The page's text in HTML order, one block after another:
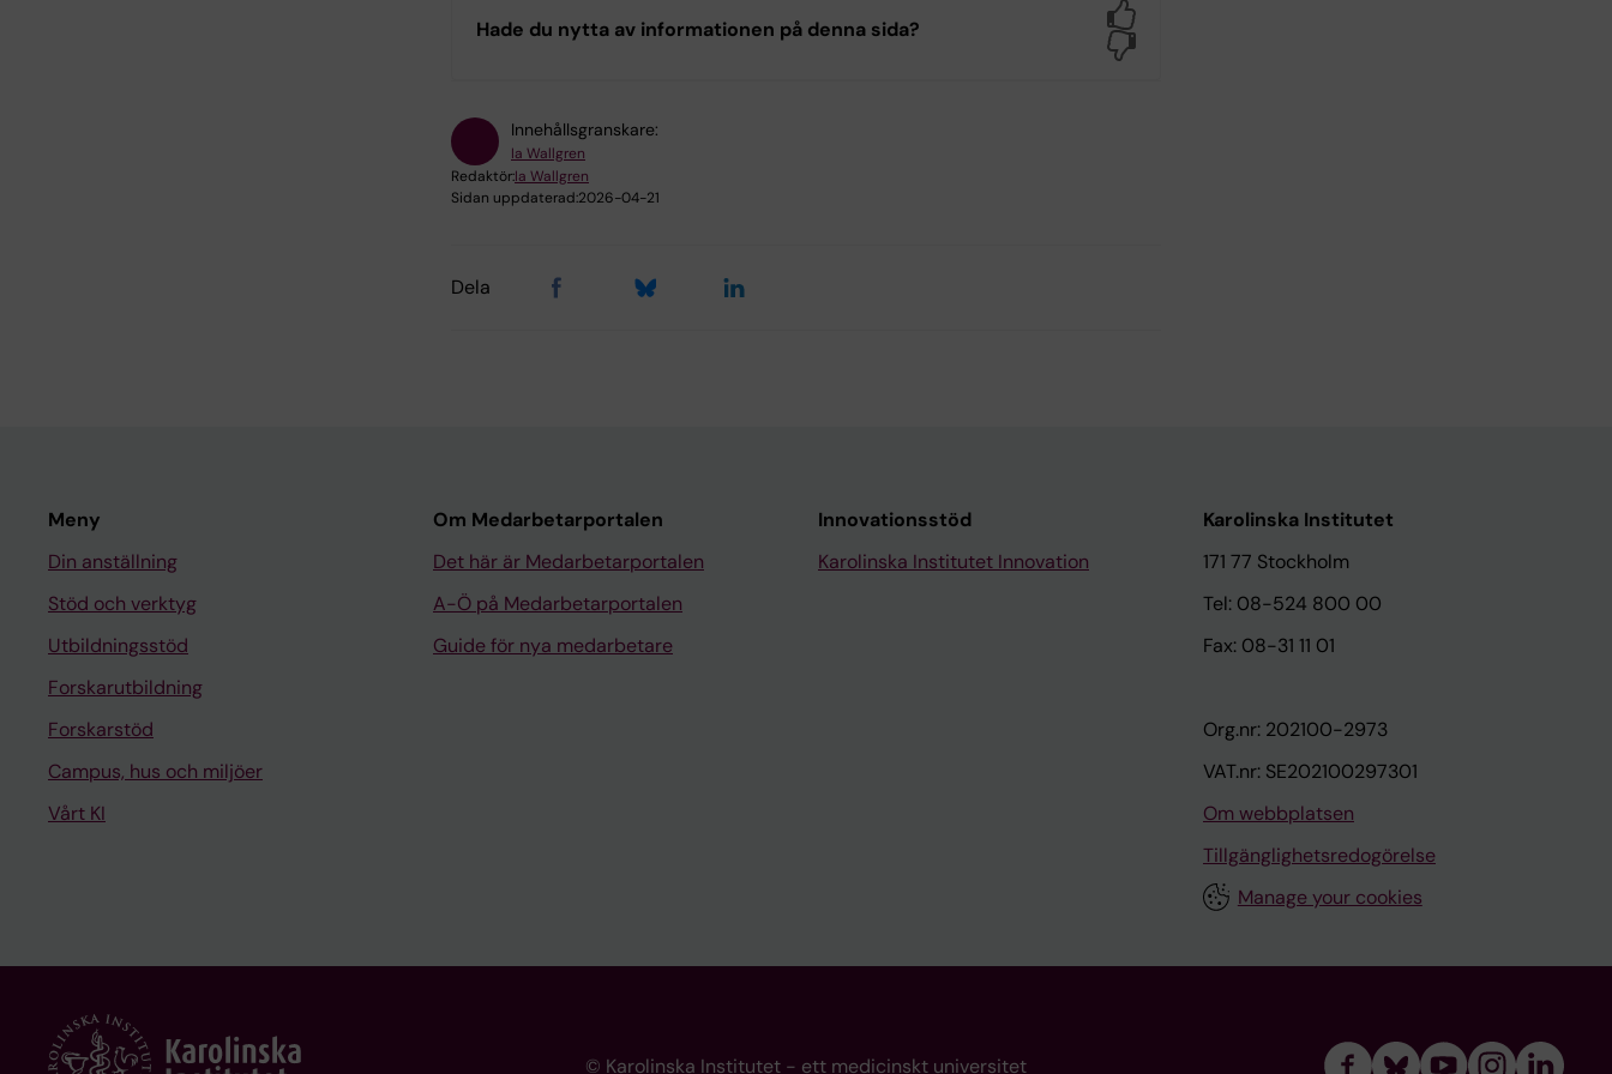
Hade du nytta av informationen på denna sida?
Innehållsgranskare:
Ia Wallgren
Redaktör:Ia Wallgren
Sidan uppdaterad:2026-04-21
Dela
Meny
Din anställning
Stöd och verktyg
Utbildningsstöd
Forskarutbildning
Forskarstöd
Campus, hus och miljöer
Vårt KI
Om Medarbetarportalen
Det här är Medarbetarportalen
A-Ö på Medarbetarportalen
Guide för nya medarbetare
Innovationsstöd
Karolinska Institutet Innovation
Karolinska Institutet
171 77 Stockholm
Tel: 08-524 800 00
Fax: 08-31 11 01
Org.nr: 202100-2973
VAT.nr: SE202100297301
Om webbplatsen
Tillgänglighetsredogörelse
Manage your cookies
© Karolinska Institutet - ett medicinskt universitet